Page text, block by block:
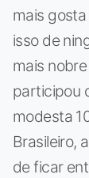
mais
isso de
mais
participou
modesta
Brasileiro,
de ficar